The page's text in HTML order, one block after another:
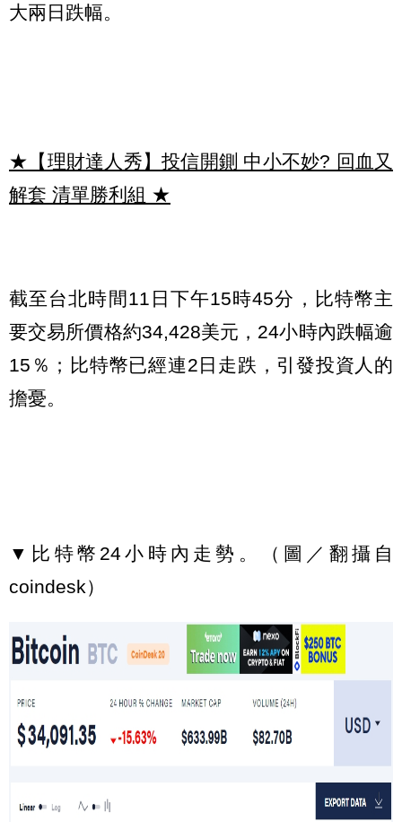
大兩日跌幅。
★【理財達人秀】投信開鍘 中小不妙? 回血又
解套 清單勝利組 ★
截至台北時間11日下午15時45分，比特幣主
要交易所價格約34,428美元，24小時內跌幅逾
15％；比特幣已經連2日走跌，引發投資人的
擔憂。
▼比特幣24小時內走勢。（圖／翻攝自
coindesk）